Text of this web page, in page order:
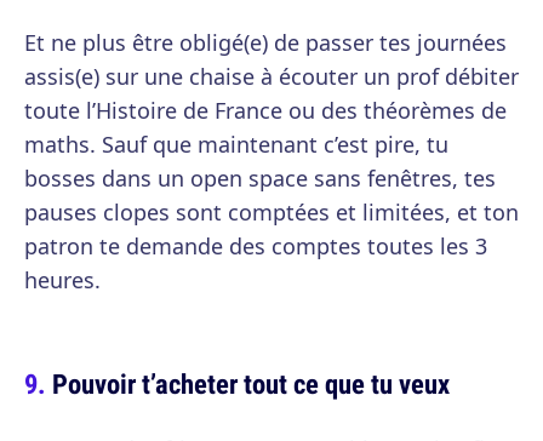
Et ne plus être obligé(e) de passer tes journées
assis(e) sur une chaise à écouter un prof débiter
toute l’Histoire de France ou des théorèmes de
maths. Sauf que maintenant c’est pire, tu
bosses dans un open space sans fenêtres, tes
pauses clopes sont comptées et limitées, et ton
patron te demande des comptes toutes les 3
heures.
Pouvoir t’acheter tout ce que tu veux